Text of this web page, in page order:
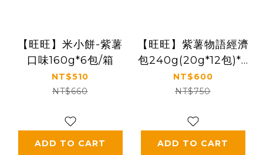
【旺旺】米小餅-紫薯
口味160g*6包/箱
NT$510
NT$660
ADD TO CART
【旺旺】紫薯物語經濟
包240g(20g*12包)*5
包
NT$600
NT$750
ADD TO CART